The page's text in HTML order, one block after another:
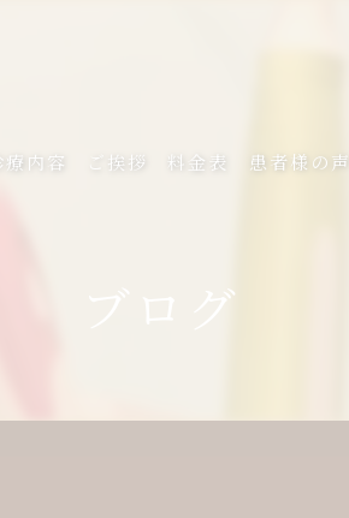
療内容 ご挨拶 料金表 患者様の声
ブログ